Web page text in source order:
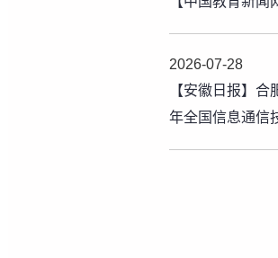
2026-07-28
【安徽日报】
年全国信息通信